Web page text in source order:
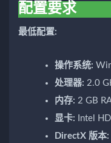
配置要求
最低配置:
操作系统:
处理器: 2.0
内存: 2 GB
显卡: Intel
DirectX 版本: